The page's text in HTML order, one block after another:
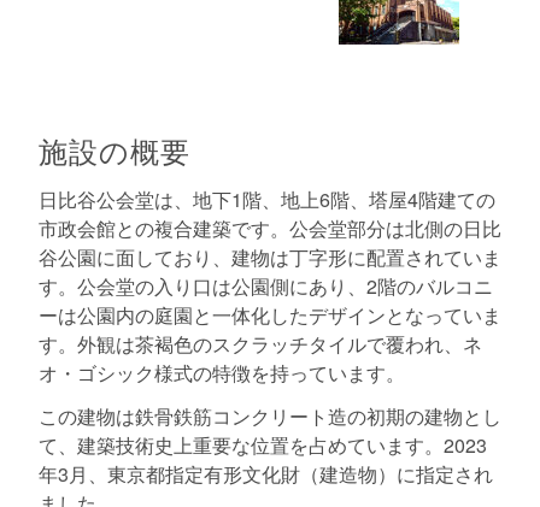
施設の概要
日比谷公会堂は、地下1階、地上6階、塔屋4階建ての
市政会館との複合建築です。公会堂部分は北側の日比
谷公園に面しており、建物は丁字形に配置されていま
す。公会堂の入り口は公園側にあり、2階のバルコニ
ーは公園内の庭園と一体化したデザインとなっていま
す。外観は茶褐色のスクラッチタイルで覆われ、ネ
オ・ゴシック様式の特徴を持っています。
この建物は鉄骨鉄筋コンクリート造の初期の建物とし
て、建築技術史上重要な位置を占めています。2023
年3月、東京都指定有形文化財（建造物）に指定され